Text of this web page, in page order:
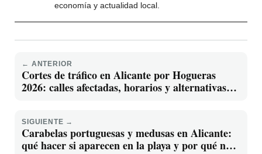
economía y actualidad local.
← ANTERIOR
Cortes de tráfico en Alicante por Hogueras
2026: calles afectadas, horarios y alternativas
SIGUIENTE →
Carabelas portuguesas y medusas en Alicante:
qué hacer si aparecen en la playa y por qué no